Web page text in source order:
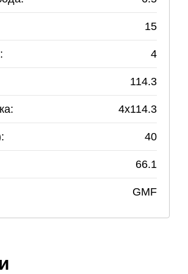
15
4
114.3
4x114.3
40
66.1
GMF